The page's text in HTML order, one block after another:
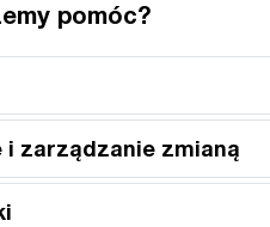
pomóc?
i zarządzanie zmianą